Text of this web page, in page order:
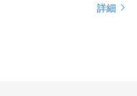
詳細